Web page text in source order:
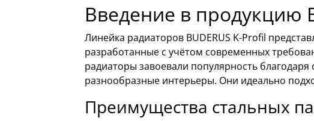
Введение в продукцию
Линейка радиаторов BUDERUS K-Profil
разработанные с учётом современных
радиаторы завоевали популярность
разнообразные интерьеры. Они идеально
Преимущества стальных